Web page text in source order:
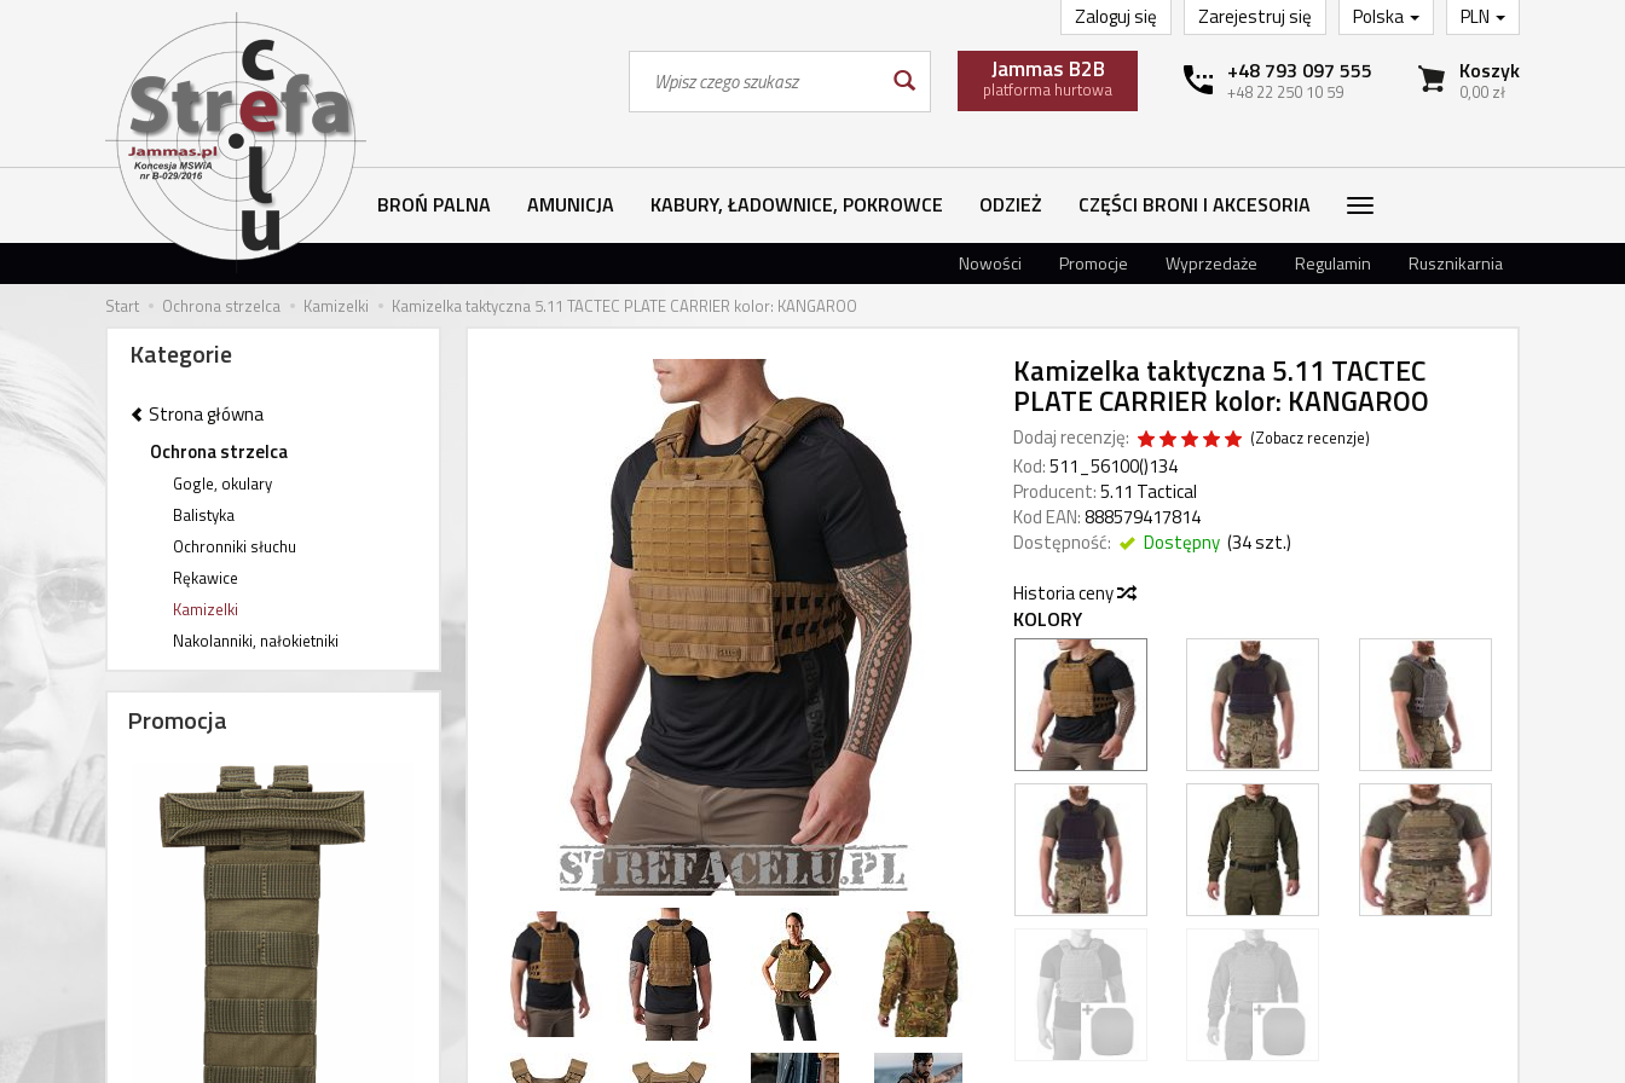
PLN
Polska
Zarejestruj się
Zaloguj się
Koszyk
0,00 zł
+48 793 097 555
+48 22 250 10 59
Jammas B2B
platforma hurtowa
BROŃ PALNA AMUNICJA KABURY, ŁADOWNICE, POKROWCE ODZIEŻ CZĘŚCI BRONI I AKCESORIA
Nowości Promocje Wyprzedaże Regulamin Rusznikarnia
Start Ochrona strzelca Kamizelki Kamizelka taktyczna 5.11 TACTEC PLATE CARRIER kolor: KANGAROO
Kamizelka taktyczna 5.11 TACTEC
PLATE CARRIER kolor: KANGAROO
Dodaj recenzję: (Zobacz recenzje)
Kod:511_56100()134
Producent:5.11 Tactical
Kod EAN:888579417814
Dostępność:
Dostępny (34szt.)
Historia ceny
KOLORY
Kategorie
Strona główna
Ochrona strzelca
Gogle, okulary
Balistyka
Ochronniki słuchu
Rękawice
Kamizelki
Nakolanniki, nałokietniki
Promocja